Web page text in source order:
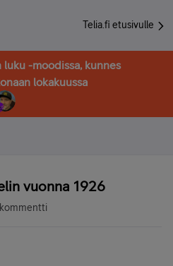
Telia.fi etusivulle
luku -moodissa, kunnes
lokakuussa
vuonna 1926